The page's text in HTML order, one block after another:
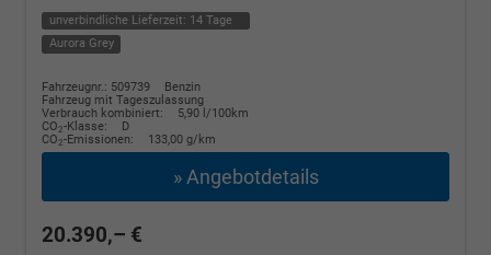
unverbindliche Lieferzeit: 14 Tage
Aurora Grey
Fahrzeugnr.: 509739
Benzin
Fahrzeug mit Tageszulassung
Verbrauch kombiniert:
5,90 l/100km
CO2-Klasse:
D
CO2-Emissionen: 133,00 g/km
» Angebotdetails
20.390,– €